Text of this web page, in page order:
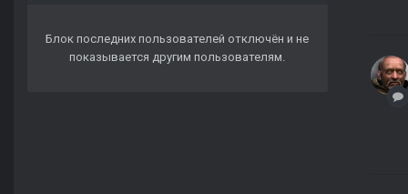
Блок последних пользователей отключён и не
показывается другим пользователям.